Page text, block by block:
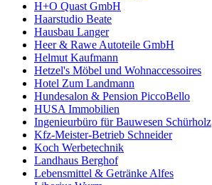
H+O Quast GmbH
Haarstudio Beate
Hausbau Langer
Heer & Rawe Autoteile GmbH
Helmut Kaufmann
Hetzel's Möbel und Wohnaccessoires
Hotel Zum Landmann
Hundesalon & Pension PiccoBello
HUSA Immobilien
Ingenieurbüro für Bauwesen Schürholz
Kfz-Meister-Betrieb Schneider
Koch Werbetechnik
Landhaus Berghof
Lebensmittel & Getränke Alfes